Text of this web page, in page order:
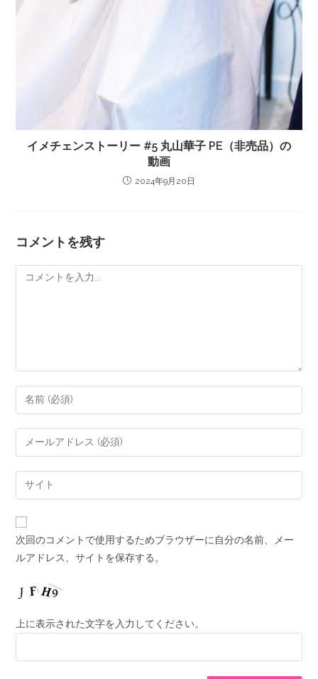
イメチェンストーリー #5 丸山華子 PE（非売品）の
動画
2024年9月20日
コメントを残す
次回のコメントで使用するためブラウザーに自分の名前、メー
ルアドレス、サイトを保存する。
上に表示された文字を入力してください。